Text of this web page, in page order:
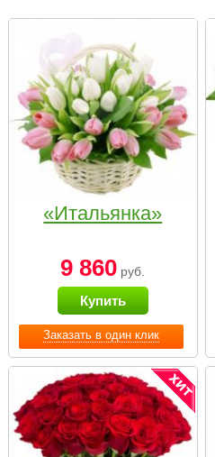
Заказать в один клик
«Итальянка»
9 860 руб.
Купить